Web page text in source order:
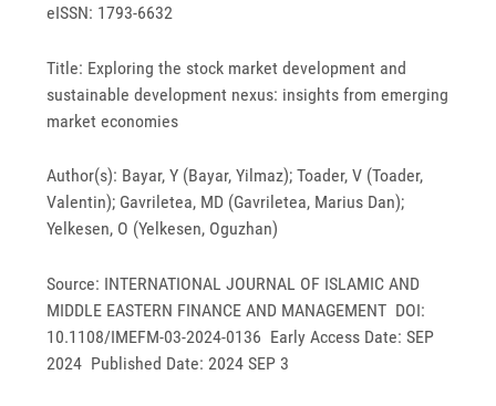
eISSN: 1793-6632
Title: Exploring the stock market development and
sustainable development nexus: insights from emerging
market economies
Author(s): Bayar, Y (Bayar, Yilmaz); Toader, V (Toader,
Valentin); Gavriletea, MD (Gavriletea, Marius Dan);
Yelkesen, O (Yelkesen, Oguzhan)
Source: INTERNATIONAL JOURNAL OF ISLAMIC AND
MIDDLE EASTERN FINANCE AND MANAGEMENT DOI:
10.1108/IMEFM-03-2024-0136 Early Access Date: SEP
2024 Published Date: 2024 SEP 3